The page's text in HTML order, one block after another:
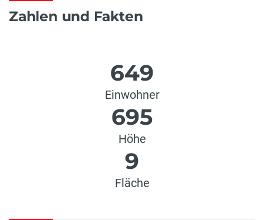
Zahlen und Fakten
649
Einwohner
695
Höhe
9
Fläche